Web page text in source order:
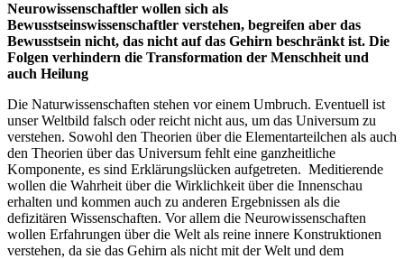
Neurowissenschaftler wollen sich als
Bewusstseinswissenschaftler verstehen, begreifen aber das
Bewusstsein nicht, das nicht auf das Gehirn beschränkt ist. Die
Folgen verhindern die Transformation der Menschheit und
auch Heilung
Die Naturwissenschaften stehen vor einem Umbruch. Eventuell ist
unser Weltbild falsch oder reicht nicht aus, um das Universum zu
verstehen. Sowohl den Theorien über die Elementarteilchen als auch
den Theorien über das Universum fehlt eine ganzheitliche
Komponente, es sind Erklärungslücken aufgetreten. Meditierende
wollen die Wahrheit über die Wirklichkeit über die Innenschau
erhalten und kommen auch zu anderen Ergebnissen als die
defizitären Wissenschaften. Vor allem die Neurowissenschaften
wollen Erfahrungen über die Welt als reine innere Konstruktionen
verstehen, da sie das Gehirn als nicht mit der Welt und dem